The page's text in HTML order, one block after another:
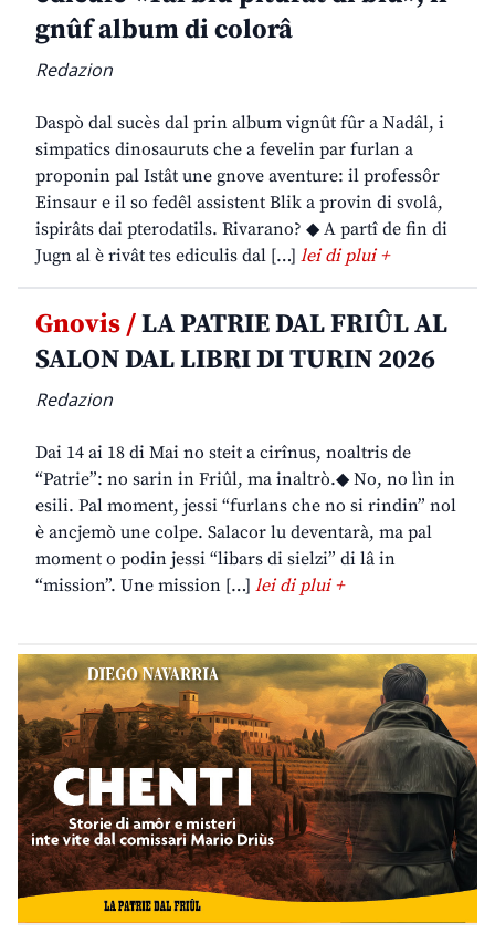
gnûf album di colorâ
Redazion
Daspò dal sucès dal prin album vignût fûr a Nadâl, i
simpatics dinosauruts che a fevelin par furlan a
proponin pal Istât une gnove aventure: il professôr
Einsaur e il so fedêl assistent Blik a provin di svolâ,
ispirâts dai pterodatils. Rivarano? ◆ A partî de fin di
Jugn al è rivât tes ediculis dal […] lei di plui +
Gnovis /LA PATRIE DAL FRIÛL AL
SALON DAL LIBRI DI TURIN 2026
Redazion
Dai 14 ai 18 di Mai no steit a cirînus, noaltris de
“Patrie”: no sarin in Friûl, ma inaltrò.◆ No, no lìn in
esili. Pal moment, jessi “furlans che no si rindin” nol
è ancjemò une colpe. Salacor lu deventarà, ma pal
moment o podin jessi “libars di sielzi” di lâ in
“mission”. Une mission […] lei di plui +